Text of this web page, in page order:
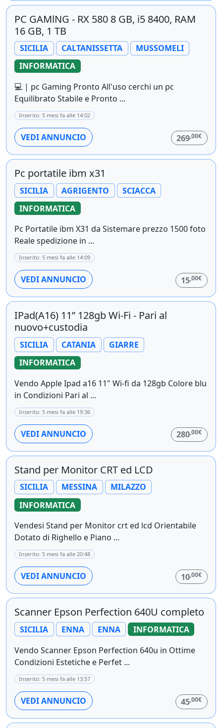
PC GAMlNG - RX 580 8 GB, i5 8400, RAM
16 GB, 1 TB
SICILIA CALTANISSETTA
MUSSOMELI
INFORMATICA
💻 | pc Gaming Pronto All'uso cerchi un pc
Equilibrato Stabile e Pronto ...
Inserito: 5 mesi fa alle 14:02
VEDI ANNUNCIO 269,00€
Pc portatile ibm x31
SICILIA AGRIGENTO
SCIACCA
INFORMATICA
Pc Portatile ibm X31 da Sistemare prezzo 1500 foto
Reale spedizione in ...
Inserito: 5 mesi fa alle 14:09
VEDI ANNUNCIO 15,00€
IPad(A16) 11” 128gb Wi-Fi - Pari al
nuovo+custodia
SICILIA CATANIA
GIARRE
INFORMATICA
Vendo Apple Ipad a16 11" Wi-fi da 128gb Colore blu
in Condizioni Pari al ...
Inserito: 5 mesi fa alle 19:36
VEDI ANNUNCIO 280,00€
Stand per Monitor CRT ed LCD
SICILIA MESSINA
MILAZZO
INFORMATICA
Vendesi Stand per Monitor crt ed lcd Orientabile
Dotato di Righello e Piano ...
Inserito: 5 mesi fa alle 20:48
VEDI ANNUNCIO 10,00€
Scanner Epson Perfection 640U completo
SICILIA ENNA ENNA
INFORMATICA
Vendo Scanner Epson Perfection 640u in Ottime
Condizioni Estetiche e Perfet ...
Inserito: 5 mesi fa alle 13:57
VEDI ANNUNCIO 45,00€